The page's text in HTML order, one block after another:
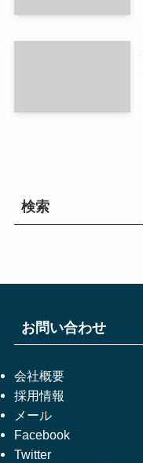
検索
お問い合わせ
会社概要
採用情報
メール
Facebook
Twitter